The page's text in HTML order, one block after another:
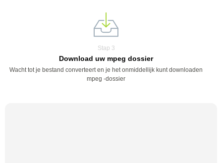
Stap 3
Download uw mpeg dossier
Wacht tot je bestand converteert en je het onmiddellijk kunt downloaden
mpeg -dossier